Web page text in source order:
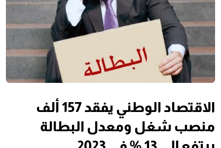
الاقتصاد الوطني يفقد 157 ألف
منصب شغل ومعدل البطالة